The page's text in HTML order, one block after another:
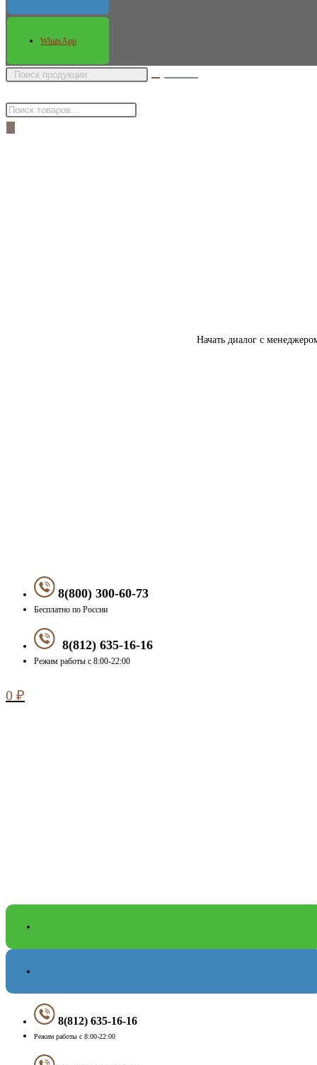
WhatsApp
Поиск
Начать диалог с
8(800) 300-60-73
Бесплатно по России
8(812) 635-16-16
Режим работы с 8:00-22:00
0 ₽
8(812) 635-16-16
Режим работы с 8:00-22:00